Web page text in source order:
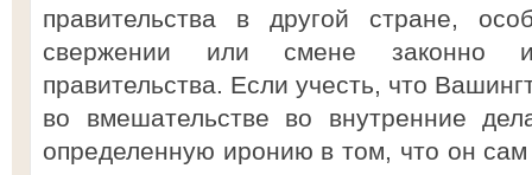
правительства в другой стране,
свержении или смене законно
правительства. Если учесть, что
во вмешательстве во внутренние
определенную иронию в том, что он